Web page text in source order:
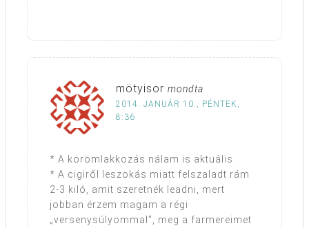
mötyisor mondta
2014. JANUÁR 10., PÉNTEK,
8:36
* A körömlakkozás nálam is aktuális.
* A cigiről leszokás miatt felszaladt rám
2-3 kiló, amit szeretnék leadni, mert
jobban érzem magam a régi
„versenysúlyommal”, meg a farmereimet